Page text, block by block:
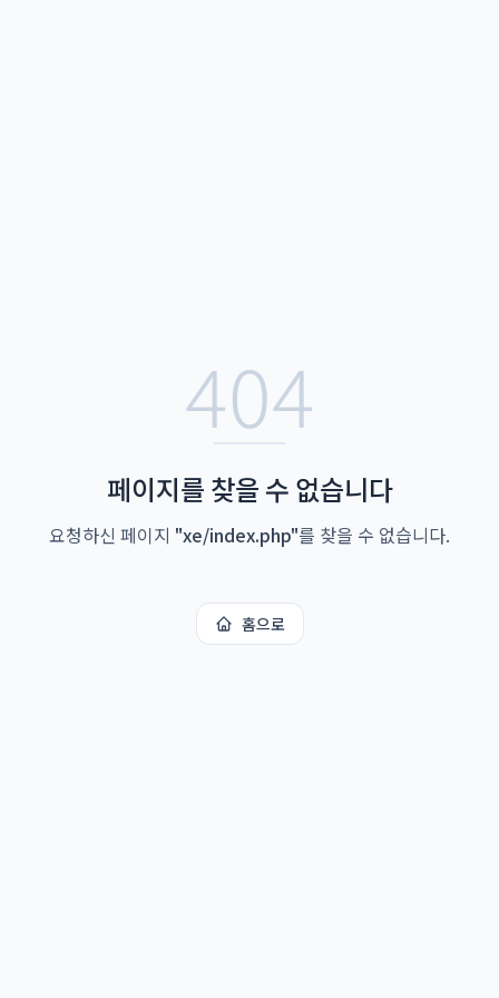
404
페이지를 찾을 수 없습니다
요청하신 페이지 "xe/index.php"를 찾을 수 없습니다.
홈으로